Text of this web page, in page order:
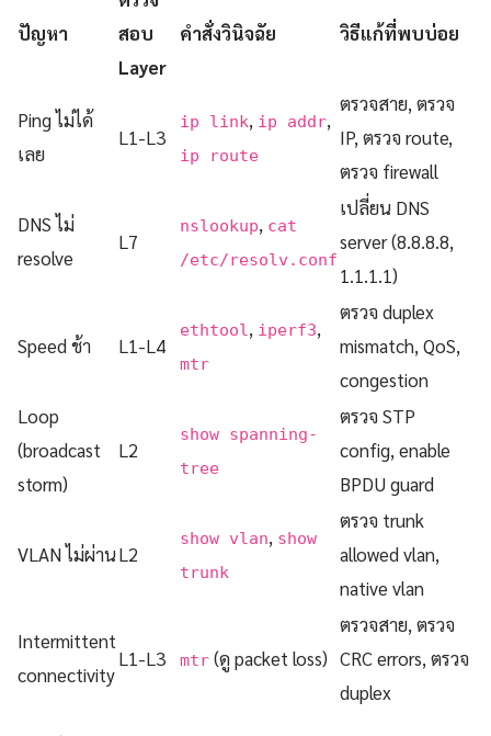
ปัญหา
สอบ
Layer
คำสั่งวินิจฉัย วิธีแก้ที่พบบ่อย
Ping ไม่ได้
เลย
L1-L3
ip link, ip addr,
ip route
ตรวจสาย, ตรวจ
IP, ตรวจ route,
ตรวจ firewall
DNS ไม่
resolve
L7
nslookup, cat
/etc/resolv.conf
เปลี่ยน DNS
server (8.8.8.8,
1.1.1.1)
Speed ช้า L1-L4
ethtool , iperf3,
mtr
ตรวจ duplex
mismatch, QoS,
congestion
Loop
(broadcast
storm)
L2
show spanning-
tree
ตรวจ STP
config, enable
BPDU guard
VLAN ไม่ผ่านL2
show vlan, show
trunk
ตรวจ trunk
allowed vlan,
native vlan
Intermittent
connectivity
L1-L3 mtr (ดู packet loss)
ตรวจสาย, ตรวจ
CRC errors, ตรวจ
duplex